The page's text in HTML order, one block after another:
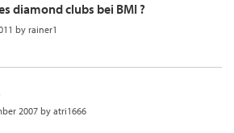
diamond clubs bei BMI ?
by rainer1
2007 by atri1666